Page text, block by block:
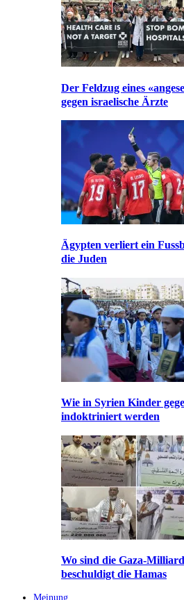
Der Feldzug eines
gegen israelische Ärzte
Ägypten verliert ein
die Juden
Wie in Syrien Kinder
indoktriniert werden
Wo sind die Gaza-
beschuldigt die Hamas
Meinung